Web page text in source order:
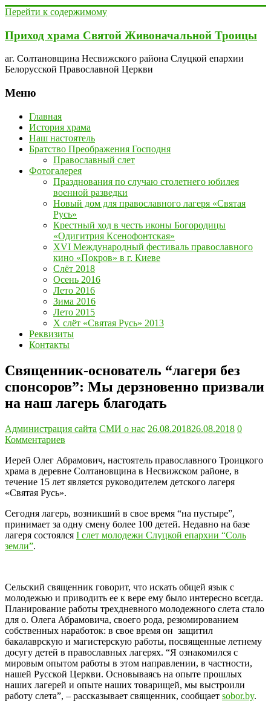
Перейти к содержимому
Приход храма Святой Живоначальной Троицы
аг. Солтановщина Несвижского района Слуцкой епархии
Белорусской Православной Церкви
Меню
Главная
История храма
Наш настоятель
Братство Преображения Господня
Православный слет
Фотогалерея
Празднования по случаю столетнего юбилея
военной разведки
Новый дом для православного лагеря «Святая
Русь»
Крестный ход в честь иконы Богородицы
«Одигитрия Ксенофонтская»
XVI Международный фестиваль православного
кино «Покров» в г. Киеве
Слёт 2018
Осень 2016
Лето 2016
Зима 2016
Лето 2015
Х слёт «Святая Русь» 2013
Реквизиты
Контакты
Священник-основатель “лагеря без
спонсоров”: Мы дерзновенно призвали
на наш лагерь благодать
Администрация сайта СМИ о нас 26.08.201826.08.2018 0
Комментариев
Иерей Олег Абрамович, настоятель православного Троицкого
храма в деревне Солтановщина в Несвижском районе, в
течение 15 лет является руководителем детского лагеря
«Святая Русь».
Сегодня лагерь, возникший в свое время “на пустыре”,
принимает за одну смену более 100 детей. Недавно на базе
лагеря состоялся I слет молодежи Слуцкой епархии “Соль
земли”.
Сельский священник говорит, что искать общей язык с
молодежью и приводить ее к вере ему было интересно всегда.
Планирование работы трехдневного молодежного слета стало
для о. Олега Абрамовича, своего рода, резюмированием
собственных наработок: в свое время он защитил
бакалаврскую и магистерскую работы, посвященные летнему
досугу детей в православных лагерях. “Я ознакомился с
мировым опытом работы в этом направлении, в частности,
нашей Русской Церкви. Основываясь на опыте прошлых
наших лагерей и опыте наших товарищей, мы выстроили
работу слета”, – рассказывает священник, сообщает sobor.by.